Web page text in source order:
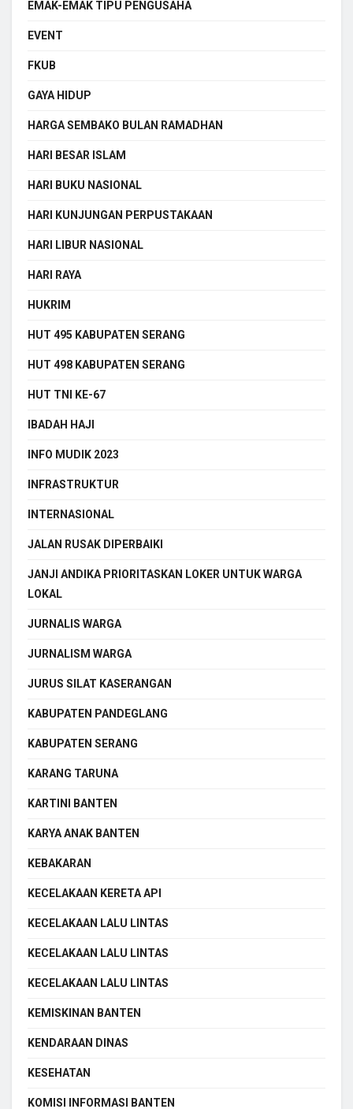
EMAK-EMAK TIPU PENGUSAHA
EVENT
FKUB
GAYA HIDUP
HARGA SEMBAKO BULAN RAMADHAN
HARI BESAR ISLAM
HARI BUKU NASIONAL
HARI KUNJUNGAN PERPUSTAKAAN
HARI LIBUR NASIONAL
HARI RAYA
HUKRIM
HUT 495 KABUPATEN SERANG
HUT 498 KABUPATEN SERANG
HUT TNI KE-67
IBADAH HAJI
INFO MUDIK 2023
INFRASTRUKTUR
INTERNASIONAL
JALAN RUSAK DIPERBAIKI
JANJI ANDIKA PRIORITASKAN LOKER UNTUK WARGA
LOKAL
JURNALIS WARGA
JURNALISM WARGA
JURUS SILAT KASERANGAN
KABUPATEN PANDEGLANG
KABUPATEN SERANG
KARANG TARUNA
KARTINI BANTEN
KARYA ANAK BANTEN
KEBAKARAN
KECELAKAAN KERETA API
KECELAKAAN LALU LINTAS
KECELAKAAN LALU LINTAS
KECELAKAAN LALU LINTAS
KEMISKINAN BANTEN
KENDARAAN DINAS
KESEHATAN
KOMISI INFORMASI BANTEN